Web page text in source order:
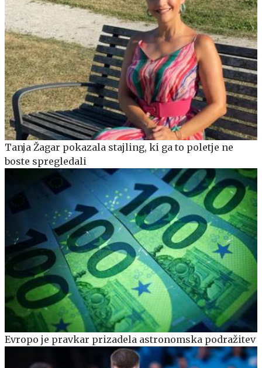
Tanja Žagar pokazala stajling, ki ga to poletje ne
boste spregledali
Evropo je pravkar prizadela astronomska podražitev